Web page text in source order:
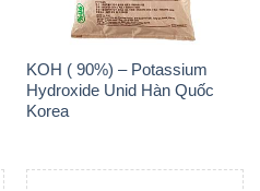
KOH ( 90%) – Potassium
Hydroxide Unid Hàn Quốc
Korea